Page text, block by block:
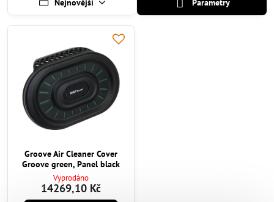
Parametry
Groove Air Cleaner Cover
Groove green, Panel black
Vyprodáno
14269,10 Kč